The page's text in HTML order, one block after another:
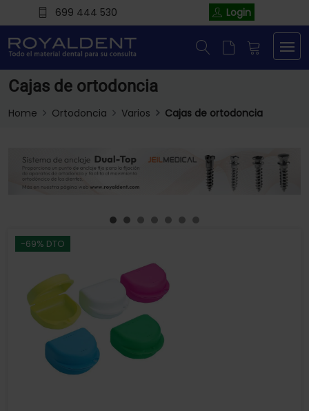
699 444 530 Login
Cajas de ortodoncia
Home Ortodoncia Varios Cajas de ortodoncia
-69% DTO